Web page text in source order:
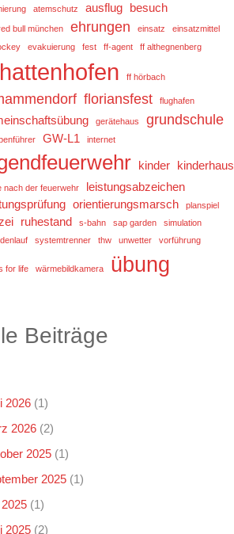
atemschutz ausflug besuch
bull münchen ehrungen einsatz
einsatzmittel
evakuierung fest ff-agent ff althegnenberg
ff hörbach
floriansfest flughafen
gerätehaus grundschule
GW-L1 internet
kinder kinderhaus
nach der feuerwehr
leistungsabzeichen
orientierungsmarsch planspiel
ruhestand s-bahn sap garden
simulation
systemtrenner thw unwetter vorführung
for life wärmebildkamera übung
Beiträge
2026 (1)
2026 (2)
2025 (1)
2025 (1)
(1)
2025 (2)